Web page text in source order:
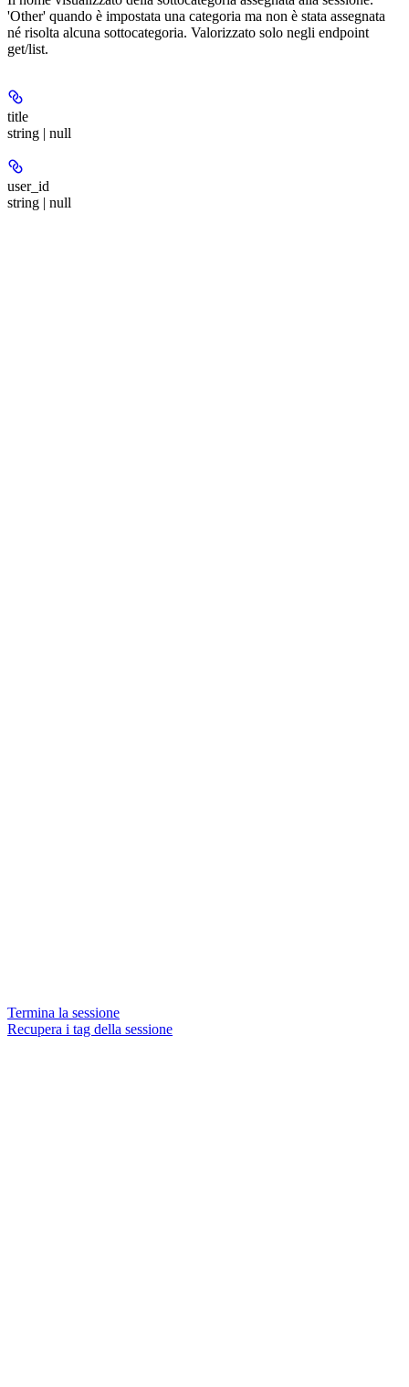
'Other' quando è impostata una categoria ma non è stata assegnata
né risolta alcuna sottocategoria. Valorizzato solo negli endpoint
get/list.
title
string | null
user_id
string | null
Termina la sessione
Recupera i tag della sessione